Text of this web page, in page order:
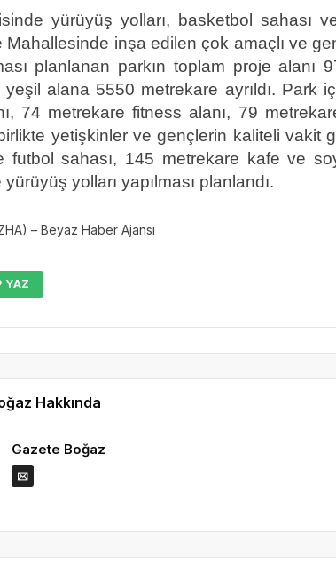
yürüyüş yolları, basketbol sahası
Mahallesinde inşa edilen çok amaçlı ve
planlanan parkın toplam proje alanı
yeşil alana 5550 metrekare ayrıldı. Park
74 metrekare fitness alanı, 79
yetişkinler ve gençlerin kaliteli vakit
futbol sahası, 145 metrekare kafe ve
yürüyüş yolları yapılması planlandı.
– Beyaz Haber Ajansı
YAZ
Hakkında
Gazete Boğaz